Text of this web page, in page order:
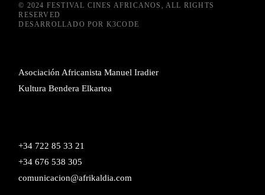
© 2024 FESTIVAL CINES AFRICANOS
, ALL RIGHTS
RESERVED
DESARROLLADO POR K3CODE
Asociación Africanista Manuel Iradier
Kultura Bendera Elkartea
+34 722 85 33 21
+34 676 538 305
comunicacion@afrikaldia.com